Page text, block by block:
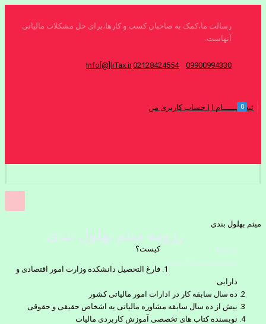
رسالت ما،کمک به صاحبان کسب و کارها،برای حل مشکلات مالیاتی
آنهاست.
09900994330
02128424554
Info[@]IrTax.ir
ثبت نــــــام ا ا حساب کاربری من 0
رزومه میثم بهلول بندی
میثم بهلول بندی
کیست؟
فارغ التحصیل دانشکده وزارت امور اقتصادی و
دارایی
ده سال سابقه کار در ادارات امور مالیاتی کشور
بیش از ده سال سابقه مشاوره مالیاتی به اشخاص حقیقی و حقوقی
نویسنده کتاب های تخصصی آموزش کاربردی مالیات